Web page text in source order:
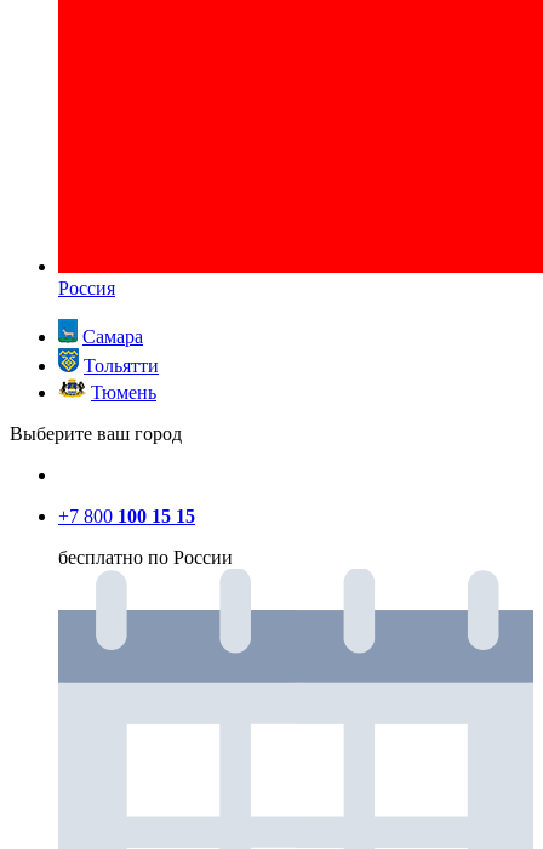
Россия
Самара
Тольятти
Тюмень
Выберите ваш город
+7 800 100 15 15
бесплатно по России